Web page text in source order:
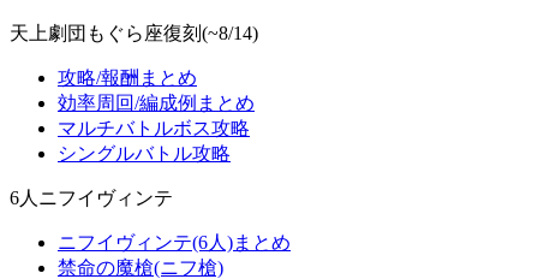
天上劇団もぐら座復刻(~8/14)
攻略/報酬まとめ
効率周回/編成例まとめ
マルチバトルボス攻略
シングルバトル攻略
6人ニフイヴィンテ
ニフイヴィンテ(6人)まとめ
禁命の魔槍(ニフ槍)